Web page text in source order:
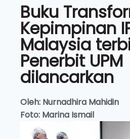
Buku
Kepimpinan
Malaysia
Penerbit UPM
dilancarkan
Oleh: Nurnadhira Mahidin
Foto: Marina Ismail